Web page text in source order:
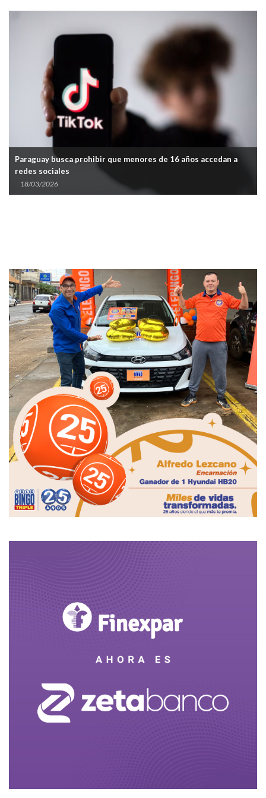
Paraguay busca prohibir que menores de 16 años accedan a
redes sociales
18/03/2026